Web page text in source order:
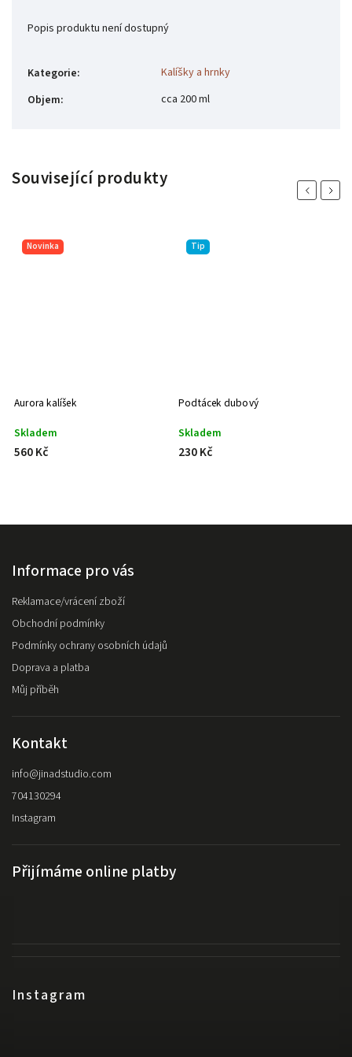
Popis produktu není dostupný
Kategorie:
Kalíšky a hrnky
Objem: cca 200 ml
Související produkty
Previous
Novinka
Aurora kalíšek
Skladem
560 Kč
Tip
Podtácek dubový
Skladem
230 Kč
Next
Informace pro vás
Reklamace/vrácení zboží
Obchodní podmínky
Podmínky ochrany osobních údajů
Doprava a platba
Můj příběh
Kontakt
info@jinadstudio.com
704130294
Instagram
Přijímáme online platby
Instagram